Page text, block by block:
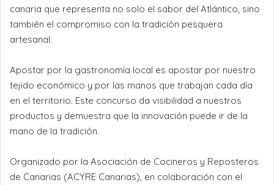
canaria que representa no solo el sabor del Atlántico, sino
también el compromiso con la tradición pesquera
artesanal.
Apostar por la gastronomía local es apostar por nuestro
tejido económico y por las manos que trabajan cada día
en el territorio. Este concurso da visibilidad a nuestros
productos y demuestra que la innovación puede ir de la
mano de la tradición.
Organizado por la Asociación de Cocineros y Reposteros
de Canarias (ACYRE Canarias), en colaboración con el